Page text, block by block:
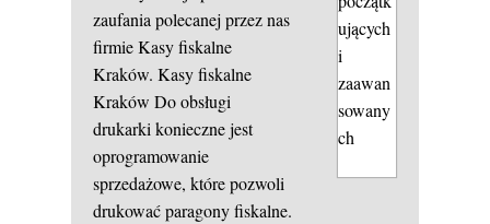
zaufania polecanej przez nas
firmie Kasy fiskalne
Kraków. Kasy fiskalne
Kraków Do obsługi
drukarki konieczne jest
oprogramowanie
sprzedażowe, które pozwoli
drukować paragony fiskalne.
ujących
i
zaawan
sowany
ch